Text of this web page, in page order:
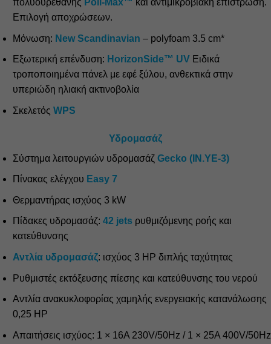
πολυουρεθάνης Poli-Max™ και αντιμικροβιακή επίστρωση.
Επιλογή αποχρώσεων.
Μόνωση: New Scandinavian – polyfoam 3.5 cm*
Εξωτερική επένδυση: HorizonSide™ UVΕιδικά
τροποποιημένα πάνελ με εφέ ξύλου, ανθεκτικά στην
υπεριώδη ηλιακή ακτινοβολία
Σκελετός WPS
Υδρομασάζ
Σύστημα λειτουργιών υδρομασάζ Gecko (IN.YE-3)
Πίνακας ελέγχου Easy 7
Θερμαντήρας ισχύος 3 kW
Πίδακες υδρομασάζ: 42 jets ρυθμιζόμενης ροής και
κατεύθυνσης
Αντλία υδρομασάζ: ισχύος 3 HP διπλής ταχύτητας
Ρυθμιστές εκτόξευσης πίεσης και κατεύθυνσης του νερού
Αντλία ανακυκλοφορίας χαμηλής ενεργειακής κατανάλωσης
0,25 ΗΡ
Απαιτήσεις ισχύος: 1 × 16A 230V/50Hz / 1 × 25A 400V/50Hz